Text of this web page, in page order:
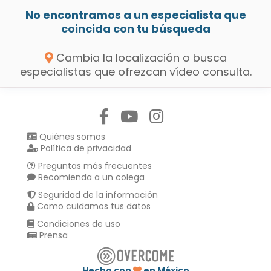
No encontramos a un especialista que
coincida con tu búsqueda
Cambia la localización o busca
especialistas que ofrezcan vídeo consulta.
Quiénes somos
Política de privacidad
Preguntas más frecuentes
Recomienda a un colega
Seguridad de la información
Como cuidamos tus datos
Condiciones de uso
Prensa